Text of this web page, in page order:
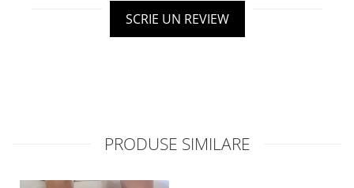
SCRIE UN REVIEW
PRODUSE SIMILARE